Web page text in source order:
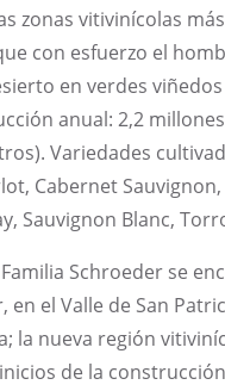
zonas vitivinícolas
con esfuerzo el
en verdes viñedos
anual: 2,2
Variedades
Cabernet
Sauvignon Blanc,
Schroeder se
en el Valle de San
la nueva región
de la